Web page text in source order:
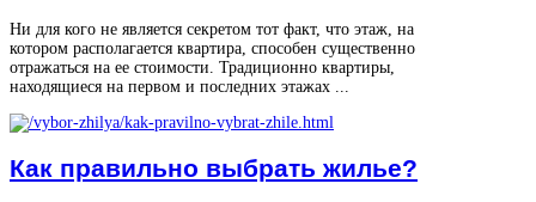
Ни для кого не является секретом тот факт, что этаж, на
котором располагается квартира, способен существенно
отражаться на ее стоимости. Традиционно квартиры,
находящиеся на первом и последних этажах ...
Как правильно выбрать жилье?